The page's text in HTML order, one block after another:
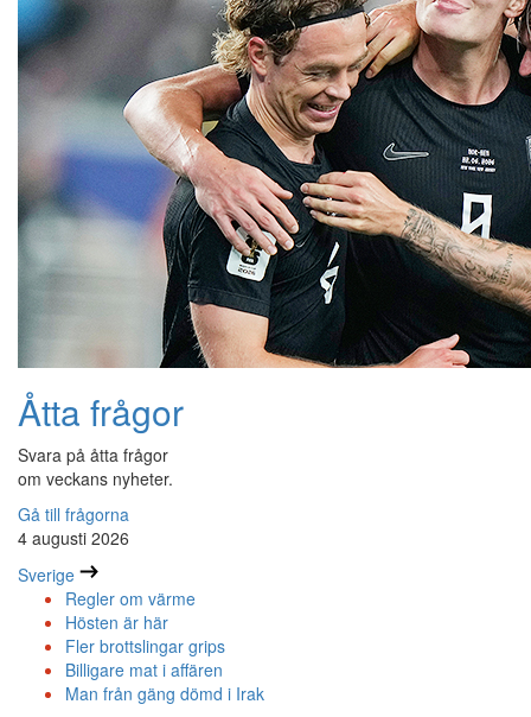
Åtta frågor
Svara på åtta frågor
om veckans nyheter.
Gå till frågorna
4 augusti 2026
Sverige
Regler om värme
Hösten är här
Fler brottslingar grips
Billigare mat i affären
Man från gäng dömd i Irak